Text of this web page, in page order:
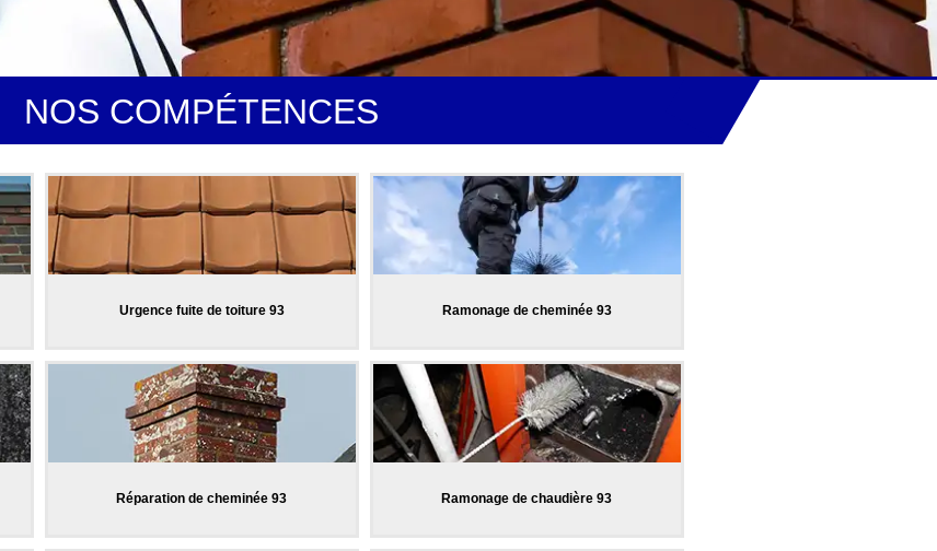
NOS COMPÉTENCES
Urgence fuite de toiture 93 Ramonage de cheminée 93
Réparation de cheminée 93 Ramonage de chaudière 93